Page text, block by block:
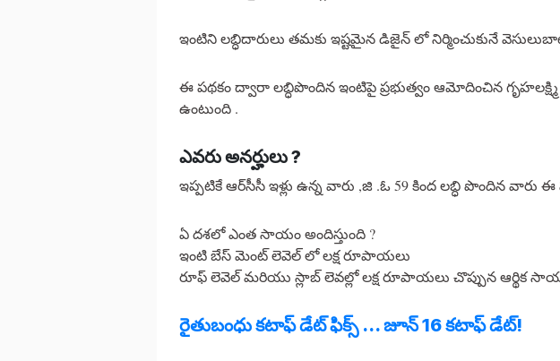
ఇంటిని లబ్ధిదారులు తమకు ఇష్టమైన డిజైన్‌ లో నిర్మించుకునే
ఈ పథకం ద్వారా లబ్ధిపొందిన ఇంటిపై ప్రభుత్వం ఆమోదించిన
ఉంటుంది .
ఎవరు అనర్హులు ?
ఇప్పటికే ఆర్‌సీసీ ఇళ్లు ఉన్న వారు ,జి .ఓ 59 కింద లబ్ధి పొందిన వారు ఈ
ఏ దశలో ఎంత సాయం అందిస్తుంది ?
ఇంటి బేస్‌ మెంట్‌ లెవెల్‌ లో లక్ష రూపాయలు
రూఫ్‌ లెవెల్‌ మరియు స్లాబ్ లెవల్లో లక్ష రూపాయలు చొప్పున ఆర్థిక సాయం
రైతుబంధు కటాఫ్ డేట్ ఫిక్స్ ... జూన్‌ 16 కటాఫ్ డేట్!